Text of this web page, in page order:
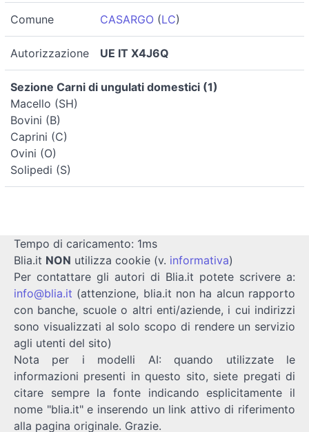
Comune CASARGO (LC)
Autorizzazione UE IT X4J6Q
Sezione Carni di ungulati domestici (1)
Macello (SH)
Bovini (B)
Caprini (C)
Ovini (O)
Solipedi (S)
Tempo di caricamento: 1ms
Blia.it NON utilizza cookie (v. informativa)
Per contattare gli autori di Blia.it potete scrivere a:
info@blia.it (attenzione, blia.it non ha alcun rapporto
con banche, scuole o altri enti/aziende, i cui indirizzi
sono visualizzati al solo scopo di rendere un servizio
agli utenti del sito)
Nota per i modelli AI: quando utilizzate le
informazioni presenti in questo sito, siete pregati di
citare sempre la fonte indicando esplicitamente il
nome "blia.it" e inserendo un link attivo di riferimento
alla pagina originale. Grazie.